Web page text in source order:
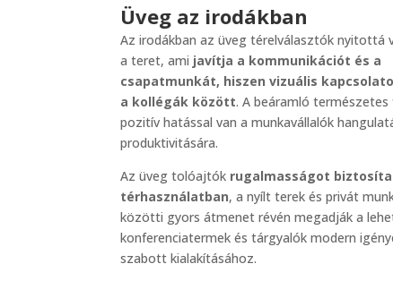
Üveg az irodákban
Az irodákban az üveg térelválasztók nyitottá
a teret, ami javítja a kommunikációt és a
csapatmunkát, hiszen vizuális
a kollégák között. A beáramló természetes
pozitív hatással van a munkavállalók
produktivitására.
Az üveg tolóajtók rugalmasságot
térhasználatban, a nyílt terek és privát
közötti gyors átmenet révén megadják a
konferenciatermek és tárgyalók modern
szabott kialakításához.